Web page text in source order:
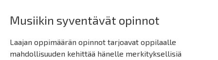
Musiikin syventävät opinnot
Laajan oppimäärän opinnot tarjoavat oppilaalle
mahdollisuuden kehittää hänelle merkityksellisiä